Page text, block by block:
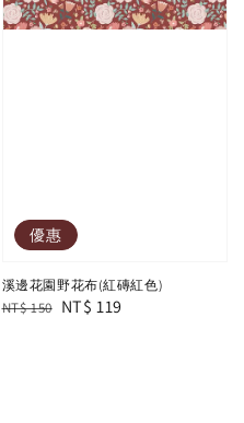
優惠
溪邊花園野花布(紅磚紅色)
Regular
NT$ 150 Sale
NT$ 119